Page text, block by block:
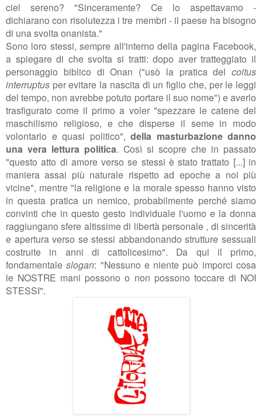
ciel sereno? "Sinceramente? Ce lo aspettavamo -
dichiarano con risolutezza i tre membri - il paese ha bisogno
di una svolta onanista."
Sono loro stessi, sempre all'interno della pagina Facebook,
a spiegare di che svolta si tratti: dopo aver tratteggiato il
personaggio biblico di Onan ("usò la pratica del coitus
interruptus per evitare la nascita di un figlio che, per le leggi
del tempo, non avrebbe potuto portare il suo nome") e averlo
trasfigurato come il primo a voler "spezzare le catene del
maschilismo religioso, e che disperse il seme in modo
volontario e quasi politico", della masturbazione danno
una vera lettura politica. Così si scopre che in passato
"questo atto di amore verso se stessi è stato trattato [...] in
maniera assai più naturale rispetto ad epoche a noi più
vicine", mentre "la religione e la morale spesso hanno visto
in questa pratica un nemico, probabilmente perché siamo
convinti che in questo gesto individuale l'uomo e la donna
raggiungano sfere altissime di libertà personale , di sincerità
e apertura verso se stessi abbandonando strutture sessuali
costruite in anni di cattolicesimo". Da qui il primo,
fondamentaleslogan: "Nessuno e niente può imporci cosa
le NOSTRE mani possono o non possono toccare di NOI
STESSI".